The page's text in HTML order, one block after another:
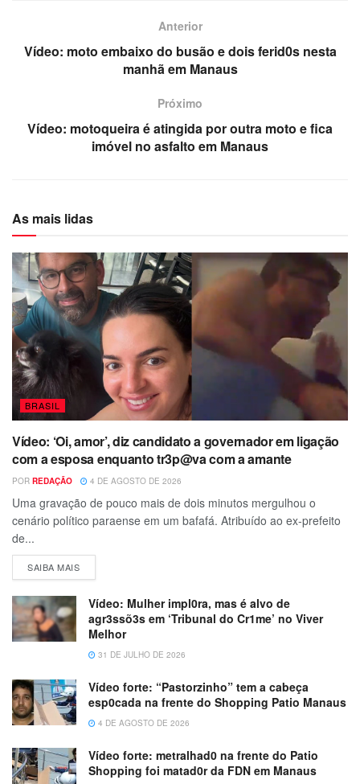
Anterior
Vídeo: moto embaixo do busão e dois ferid0s nesta
manhã em Manaus
Próximo
Vídeo: motoqueira é atingida por outra moto e fica
imóvel no asfalto em Manaus
As mais lidas
BRASIL
Vídeo: ‘Oi, amor’, diz candidato a governador em ligação
com a esposa enquanto tr3p@va com a amante
POR REDAÇÃO 4 DE AGOSTO DE 2026
Uma gravação de pouco mais de dois minutos mergulhou o
cenário político paraense em um bafafá. Atribuído ao ex-prefeito
de...
SAIBA MAIS
Vídeo: Mulher impl0ra, mas é alvo de
agr3ssõ3s em ‘Tribunal do Cr1me’ no Viver
Melhor
31 DE JULHO DE 2026
Vídeo forte: “Pastorzinho” tem a cabeça
esp0cada na frente do Shopping Patio Manaus
4 DE AGOSTO DE 2026
Vídeo forte: metralhad0 na frente do Patio
Shopping foi matad0r da FDN em Manaus